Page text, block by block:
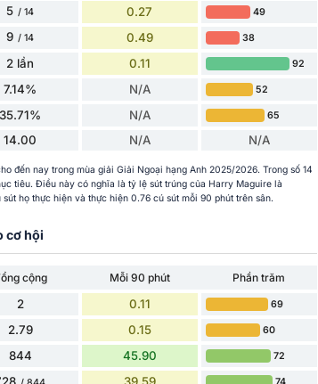
5 / 14 0.27 49
9 / 14 0.49 38
2 lần 0.11 92
7.14% N/A 52
35.71% N/A 65
14.00 N/A N/A
đến nay trong mùa giải Giải Ngoại hạng Anh 2025/2026. Trong số 14
tiêu. Điều này có nghĩa là tỷ lệ sút trúng của Harry Maguire là
họ thực hiện và thực hiện 0.76 cú sút mỗi 90 phút trên sân.
cơ hội
cộng Mỗi 90 phút
Phần trăm
2 0.11 69
2.79 0.15 60
844 45.90 72